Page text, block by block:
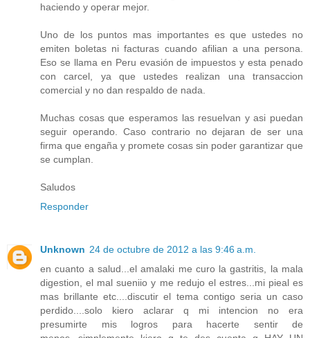
haciendo y operar mejor.
Uno de los puntos mas importantes es que ustedes no
emiten boletas ni facturas cuando afilian a una persona.
Eso se llama en Peru evasión de impuestos y esta penado
con carcel, ya que ustedes realizan una transaccion
comercial y no dan respaldo de nada.
Muchas cosas que esperamos las resuelvan y asi puedan
seguir operando. Caso contrario no dejaran de ser una
firma que engaña y promete cosas sin poder garantizar que
se cumplan.
Saludos
Responder
Unknown 24 de octubre de 2012 a las 9:46 a.m.
en cuanto a salud...el amalaki me curo la gastritis, la mala
digestion, el mal sueniio y me redujo el estres...mi pieal es
mas brillante etc....discutir el tema contigo seria un caso
perdido....solo kiero aclarar q mi intencion no era
presumirte mis logros para hacerte sentir de